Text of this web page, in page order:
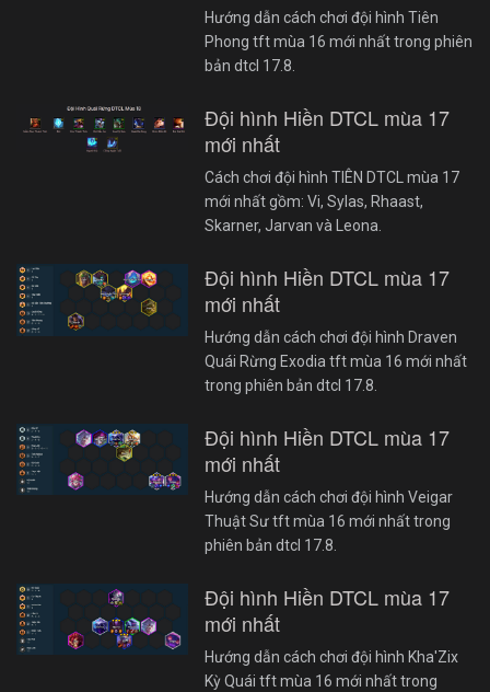
Hướng dẫn cách chơi đội hình Tiên
Phong tft mùa 16 mới nhất trong phiên
bản dtcl 17.8.
Đội hình Hiền DTCL mùa 17
mới nhất
Cách chơi đội hình TIÊN DTCL mùa 17
mới nhất gồm: Vi, Sylas, Rhaast,
Skarner, Jarvan và Leona.
Đội hình Hiền DTCL mùa 17
mới nhất
Hướng dẫn cách chơi đội hình Draven
Quái Rừng Exodia tft mùa 16 mới nhất
trong phiên bản dtcl 17.8.
Đội hình Hiền DTCL mùa 17
mới nhất
Hướng dẫn cách chơi đội hình Veigar
Thuật Sư tft mùa 16 mới nhất trong
phiên bản dtcl 17.8.
Đội hình Hiền DTCL mùa 17
mới nhất
Hướng dẫn cách chơi đội hình Kha'Zix
Kỳ Quái tft mùa 16 mới nhất trong